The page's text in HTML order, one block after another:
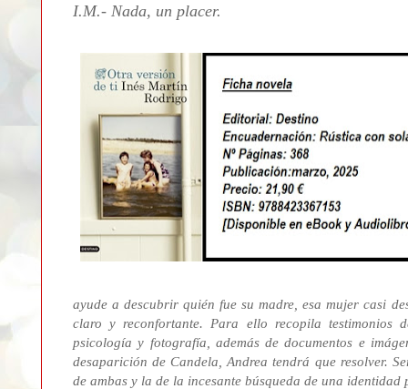
I.M.- Nada, un placer.
ayude a descubrir quién fue su madre, esa mujer casi
claro y reconfortante. Para ello recopila testimonios
psicología y fotografía, además de documentos e
desaparición de Candela, Andrea tendrá que resolver.
de ambas y la de la incesante búsqueda de una